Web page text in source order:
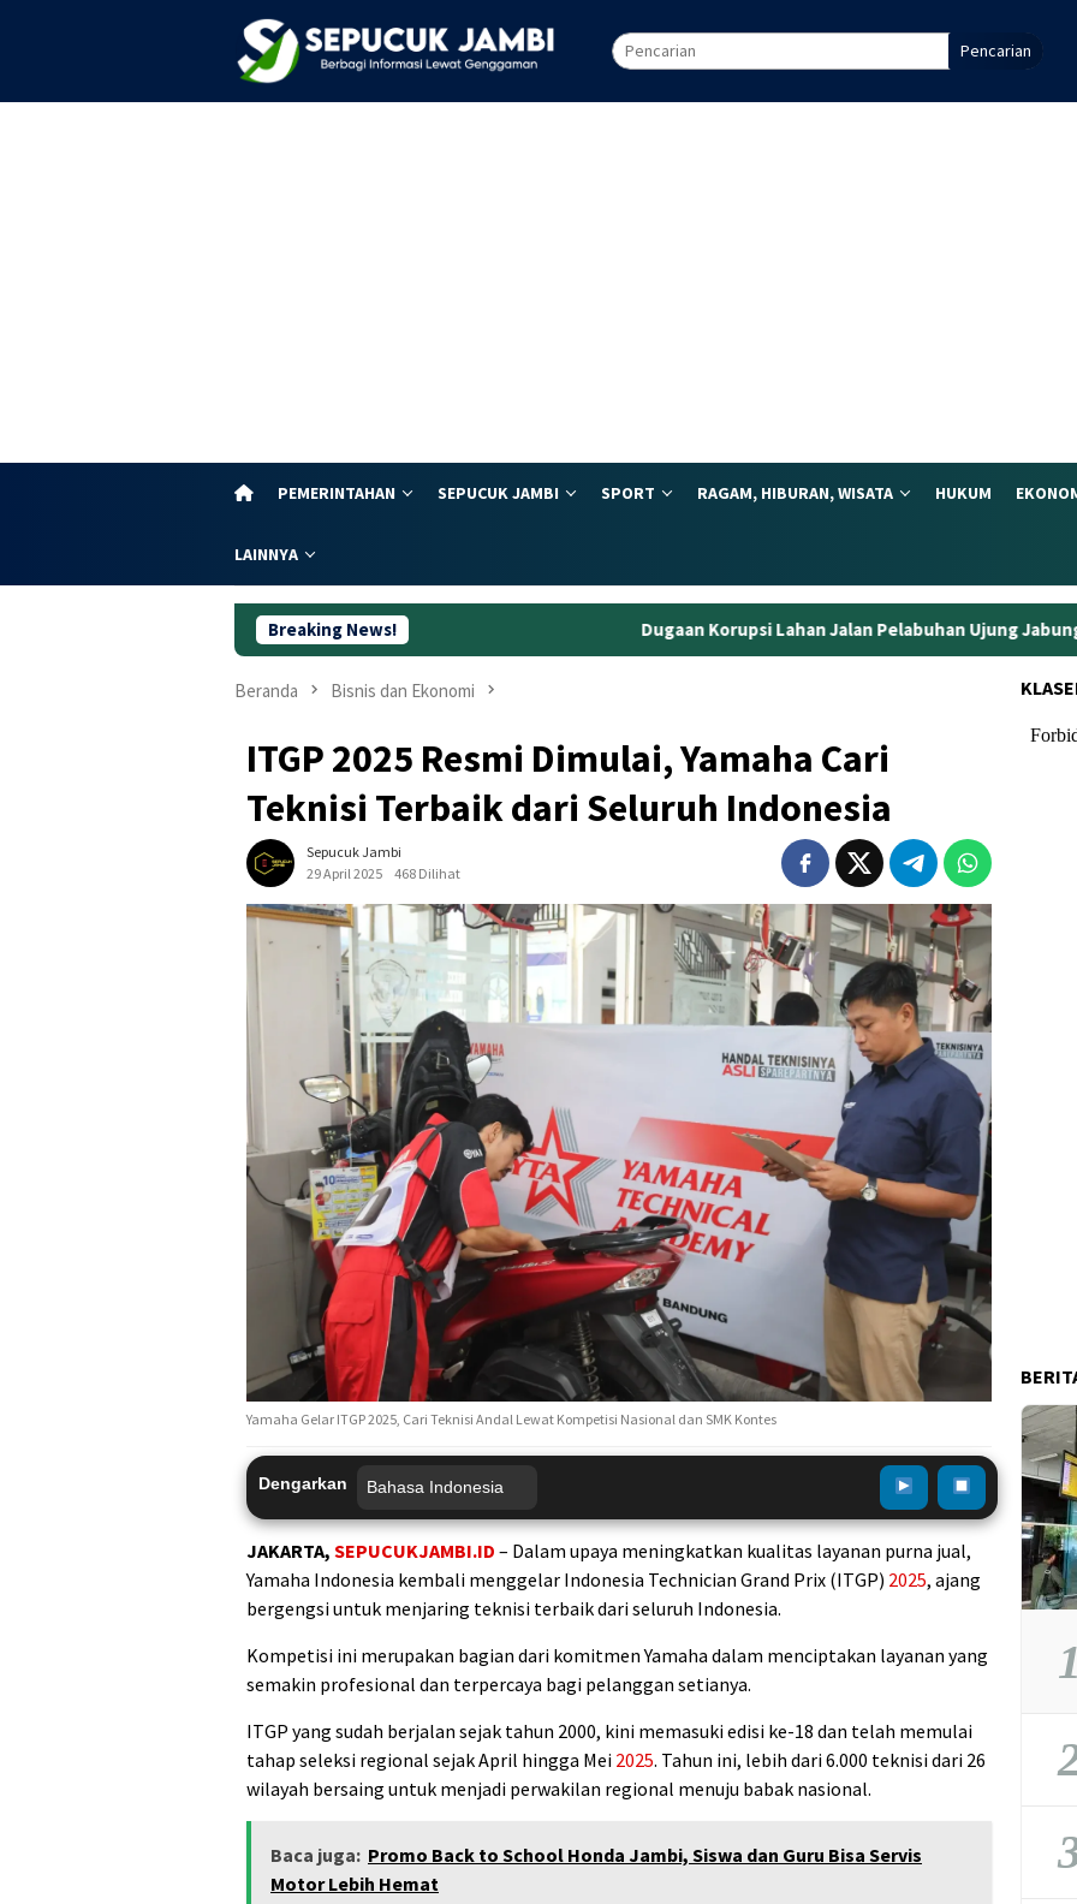
Pencarian
PEMERINTAHAN SEPUCUK JAMBI SPORT RAGAM, HIBURAN, WISATA HUKUM
LAINNYA
Breaking News! Dugaan Korupsi Lahan Jalan Pelabuhan Ujung Jabung, Eks Kepala BPN
Beranda Bisnis dan Ekonomi
ITGP 2025 Resmi Dimulai, Yamaha Cari
Teknisi Terbaik dari Seluruh Indonesia
Sepucuk Jambi
29 April 2025
468 Dilihat
Yamaha Gelar ITGP 2025, Cari Teknisi Andal Lewat Kompetisi Nasional dan SMK Kontes
Dengarkan
JAKARTA, SEPUCUKJAMBI.ID – Dalam upaya meningkatkan kualitas layanan purna jual,
Yamaha Indonesia kembali menggelar Indonesia Technician Grand Prix (ITGP) 2025, ajang
bergengsi untuk menjaring teknisi terbaik dari seluruh Indonesia.
Kompetisi ini merupakan bagian dari komitmen Yamaha dalam menciptakan layanan yang
semakin profesional dan terpercaya bagi pelanggan setianya.
ITGP yang sudah berjalan sejak tahun 2000, kini memasuki edisi ke-18 dan telah memulai
tahap seleksi regional sejak April hingga Mei 2025. Tahun ini, lebih dari 6.000 teknisi dari 26
wilayah bersaing untuk menjadi perwakilan regional menuju babak nasional.
Baca juga: Promo Back to School Honda Jambi, Siswa dan Guru Bisa Servis
Motor Lebih Hemat
1
2
3